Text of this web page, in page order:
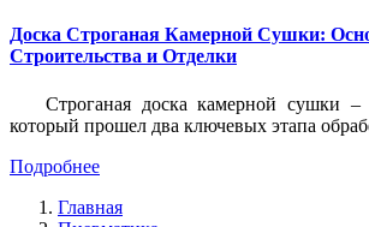
Доска Строганая Камерной Сушки:
Строительства и Отделки
Строганая доска камерной сушки –
который прошел два ключевых этапа
Подробнее
Главная